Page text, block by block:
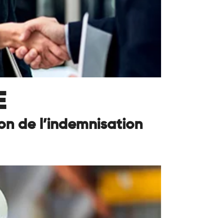
de l’indemnisation